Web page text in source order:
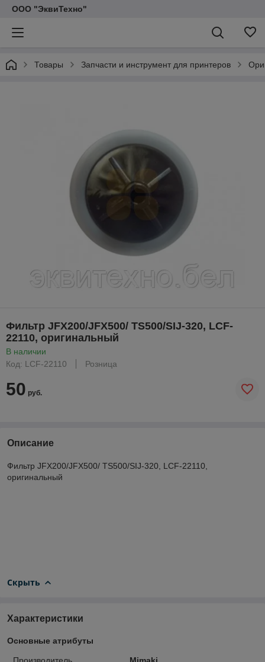
ООО "ЭквиТехно"
Товары Запчасти и инструмент для принтеров
Фильтр JFX200/JFX500/ TS500/SIJ-320, LCF-
22110, оригинальный
В наличии
Код: LCF-22110
Розница
50 руб.
Описание
Фильтр JFX200/JFX500/ TS500/SIJ-320, LCF-22110,
оригинальный
Скрыть
Характеристики
Основные атрибуты
Производитель
Mimaki